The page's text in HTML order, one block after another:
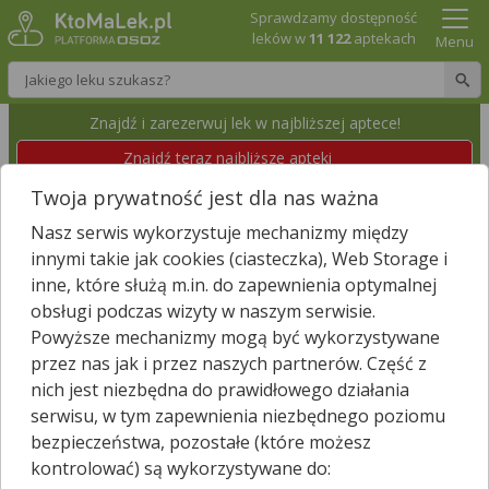
Wpisz nazwę leku
Sprawdzamy dostępność
leków w11 122aptekach Menu
Znajdź i zarezerwuj lek w najbliższej aptece!
Znajdź teraz najbliższe apteki
HELENA ŹDZIEBLIK APTEKA MELISA
Piekary Śląskie, Śląska 3 Wyświetl numer
Id apteki: 999 681 Dzisiaj czynna08:00 – 18:00
Znajdź leki w okolicy i zarezerwuj
Godziny otwarcia
poniedziałek - piątek
Twoja prywatność jest dla nas ważna
Nasz serwis wykorzystuje mechanizmy między
innymi takie jak cookies (ciasteczka), Web Storage i
inne, które służą m.in. do zapewnienia optymalnej
obsługi podczas wizyty w naszym serwisie.
Powyższe mechanizmy mogą być wykorzystywane
przez nas jak i przez naszych partnerów. Część z
nich jest niezbędna do prawidłowego działania
serwisu, w tym zapewnienia niezbędnego poziomu
bezpieczeństwa, pozostałe (które możesz
kontrolować) są wykorzystywane do: